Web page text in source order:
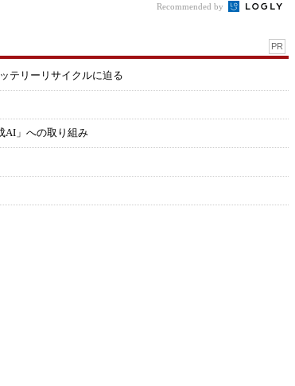
Recommended by
PR
テリーリサイクルに迫る
AI」への取り組み